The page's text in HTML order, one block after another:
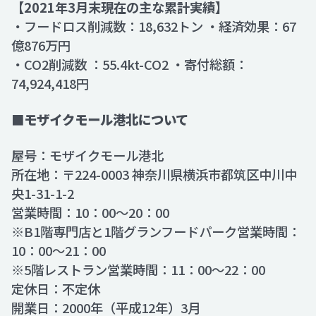
【2021年3月末現在の主な累計実績】
・フードロス削減数：18,632トン ・経済効果：67
億876万円
・CO2削減数 ：55.4kt-CO2 ・寄付総額：
74,924,418円
■モザイクモール港北について
屋号：モザイクモール港北
所在地：〒224-0003 神奈川県横浜市都筑区中川中
央1-31-1-2
営業時間：10：00～20：00
※B1階専門店と1階グランフードパーク営業時間：
10：00～21：00
※5階レストラン営業時間：11：00～22：00
定休日：不定休
開業日：2000年（平成12年）3月